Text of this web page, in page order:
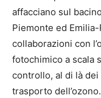
affacciano sul
Piemonte ed
collaborazioni con
fotochimico a scala
controllo, al di là
trasporto